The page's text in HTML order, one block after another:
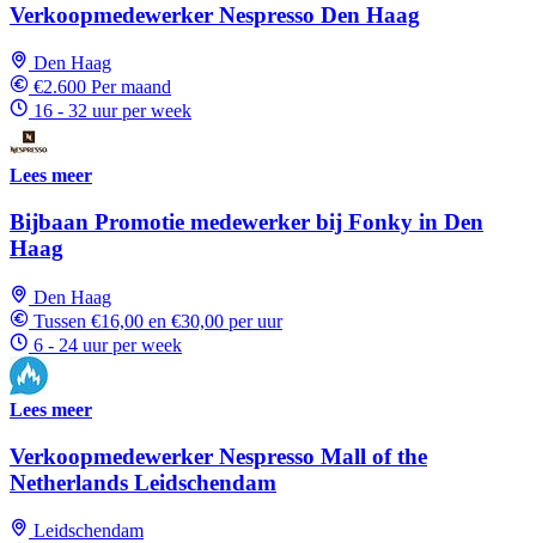
Verkoopmedewerker Nespresso Den Haag
Den Haag
€2.600 Per maand
16 - 32 uur per week
Lees meer
Bijbaan Promotie medewerker bij Fonky in Den
Haag
Den Haag
Tussen €16,00 en €30,00 per uur
6 - 24 uur per week
Lees meer
Verkoopmedewerker Nespresso Mall of the
Netherlands Leidschendam
Leidschendam